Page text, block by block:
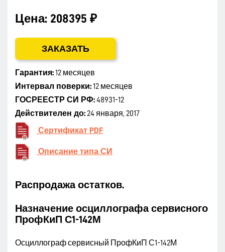
Цена: 208395 ₽
ЗАКАЗАТЬ
Гарантия:12 месяцев
Интервал поверки:12 месяцев
ГОСРЕЕСТР СИ РФ:48931-12
Действителен до: 24 января, 2017
Сертификат PDF
Описание типа СИ
Распродажа остатков.
Назначение осциллографа сервисного
ПрофКиП С1-142М
Осциллограф сервисный ПрофКиП С1-142М